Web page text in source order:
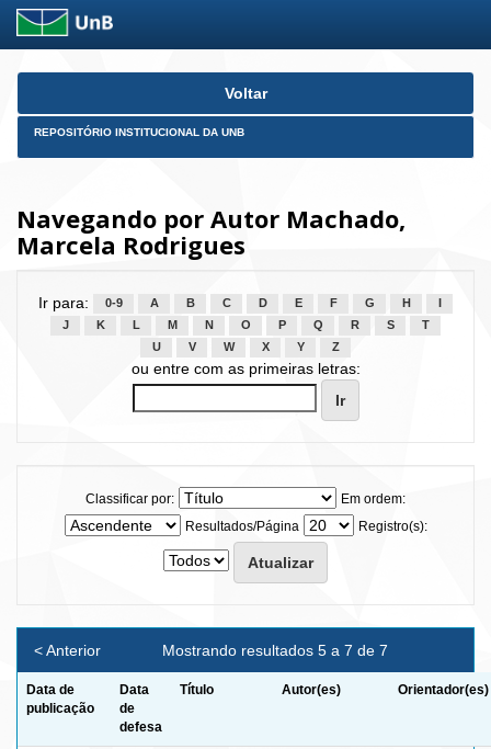
Skip
Voltar
REPOSITÓRIO INSTITUCIONAL DA UNB
Navegando por Autor Machado,
Marcela Rodrigues
Ir para: 0-9 A B C D E F G H
J
K L M N O P Q R S
T
U
V W X Y Z
ou entre com as primeiras letras:
Classificar por:
Em ordem:
Resultados/Página
Registro(s):
Mostrando resultados 5 a 7 de 7
< Anterior
Data de
publicação
Data
de
defesa
Título Autor(es) Orientador(es)